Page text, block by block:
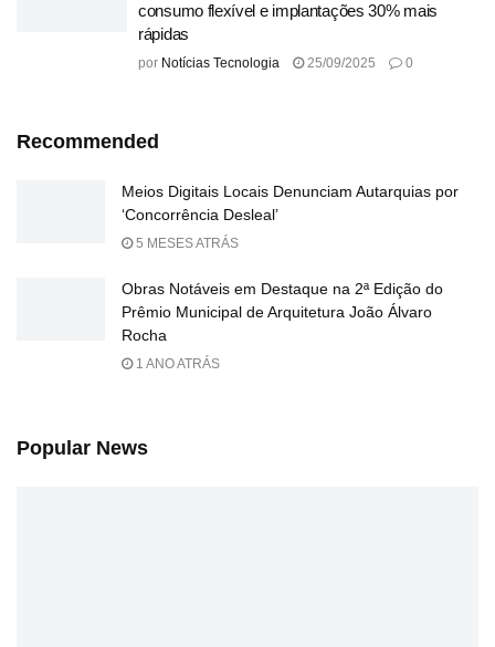
consumo flexível e implantações 30% mais
rápidas
por Notícias Tecnologia 25/09/2025 0
Recommended
Meios Digitais Locais Denunciam Autarquias por
‘Concorrência Desleal’
5 MESES ATRÁS
Obras Notáveis em Destaque na 2ª Edição do
Prêmio Municipal de Arquitetura João Álvaro
Rocha
1 ANO ATRÁS
Popular News